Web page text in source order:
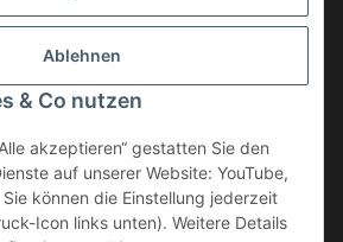
Ablehnen
& Co nutzen
akzeptieren“ gestatten Sie den
auf unserer Website: YouTube,
können die Einstellung jederzeit
Icon links unten). Weitere Details
Vertrag widerrufen
USt., zzgl.Versand